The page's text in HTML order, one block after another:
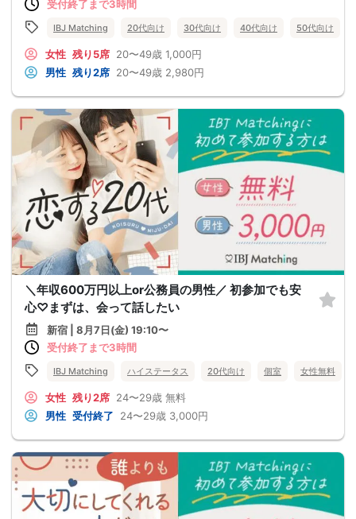
受付終了まで3時間
IBJ Matching 20代向け 30代向け 40代向け 50代向け
女性 残り5席 20〜49歳 1,000円
男性 残り2席 20〜49歳 2,980円
＼年収600万円以上or公務員の男性／ 初参加でも安
心♡まずは、会って話したい
新宿 | 8月7日(金) 19:10〜
受付終了まで3時間
IBJ Matching ハイステータス 20代向け 個室 女性無料
女性 残り2席 24〜29歳 無料
男性 受付終了 24〜29歳 3,000円